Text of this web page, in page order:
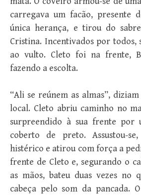
carregava um facão, presente
única herança, e tirou do
Cristina. Incentivados por todos,
ao vulto. Cleto foi na frente,
fazendo a escolta.
“Ali se reúnem as almas”,
local. Cleto abriu caminho no
surpreendido à sua frente por
coberto de preto. Assustou-
histérico e atirou com força a
frente de Cleto e, segurando o
as mãos, bateu duas vezes no
cabeça pelo som da pancada.